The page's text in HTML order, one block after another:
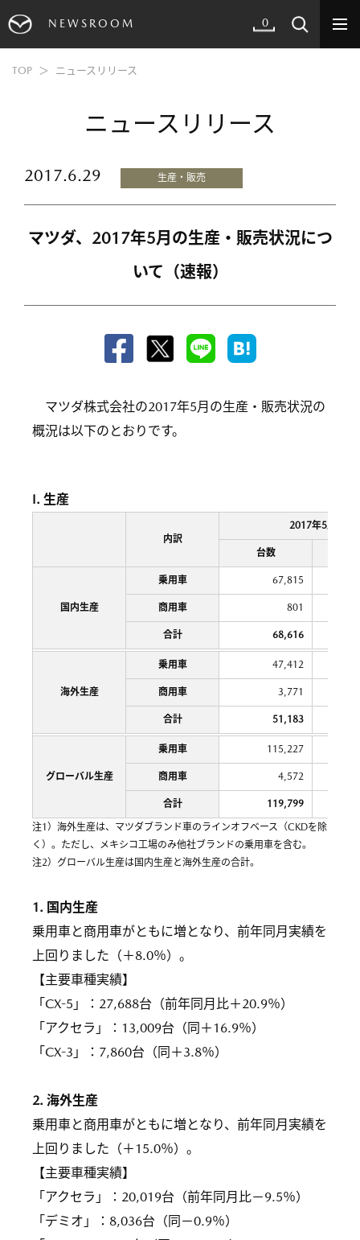
NEWSROOM 0
TOP ニュースリリース
ニュースリリース
2017.6.29 生産・販売
マツダ、2017年5月の生産・販売状況につ
いて（速報）
マツダ株式会社の2017年5月の生産・販売状況の
概況は以下のとおりです。
I. 生産
内訳
2017年5月
台数
国内生産
乗用車 67,815
商用車 801
合計 68,616
海外生産
乗用車 47,412
商用車 3,771
合計 51,183
グローバル生産
乗用車 115,227
商用車 4,572
合計 119,799
注1）海外生産は、マツダブランド車のラインオフベース（CKDを除
く）。ただし、メキシコ工場のみ他社ブランドの乗用車を含む。
注2）グローバル生産は国内生産と海外生産の合計。
1. 国内生産
乗用車と商用車がともに増となり、前年同月実績を
上回りました（＋8.0％）。
【主要車種実績】
「CX-5」：27,688台（前年同月比＋20.9％）
「アクセラ」：13,009台（同＋16.9％）
「CX-3」：7,860台（同＋3.8％）
2. 海外生産
乗用車と商用車がともに増となり、前年同月実績を
上回りました（＋15.0％）。
【主要車種実績】
「アクセラ」：20,019台（前年同月比－9.5％）
「デミオ」：8,036台（同－0.9％）